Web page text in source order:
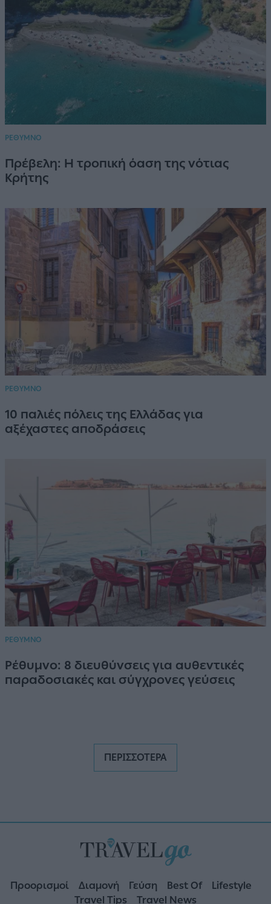
ΡΕΘΥΜΝΟ
Πρέβελη: Η τροπική όαση της νότιας
Κρήτης
ΡΕΘΥΜΝΟ
10 παλιές πόλεις της Ελλάδας για
αξέχαστες αποδράσεις
ΡΕΘΥΜΝΟ
Ρέθυμνο: 8 διευθύνσεις για αυθεντικές
παραδοσιακές και σύγχρονες γεύσεις
ΠΕΡΙΣΣΟΤΕΡΑ
Προορισμοί Διαμονή Γεύση Best Of
Lifestyle
Travel Tips
Travel News